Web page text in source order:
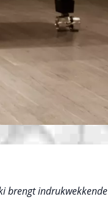
brengt indrukwekkende